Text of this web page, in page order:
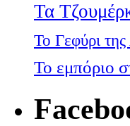
Τα
Το Γεφύρι
Το εμπόριο